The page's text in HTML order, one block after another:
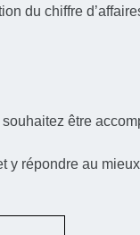
du chiffre
être
y répondre au